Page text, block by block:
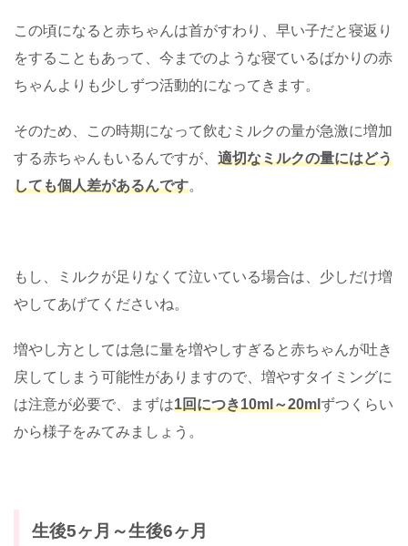
この頃になると赤ちゃんは首がすわり、早い子だと寝返り
をすることもあって、今までのような寝ているばかりの赤
ちゃんよりも少しずつ活動的になってきます。
そのため、この時期になって飲むミルクの量が急激に増加
する赤ちゃんもいるんですが、 適切なミルクの量にはどう
しても個人差があるんです。
もし、ミルクが足りなくて泣いている場合は、少しだけ増
やしてあげてくださいね。
増やし方としては急に量を増やしすぎると赤ちゃんが吐き
戻してしまう可能性がありますので、増やすタイミングに
は注意が必要で、まずは1回につき10ml～20mlずつくらい
から様子をみてみましょう。
生後5ヶ月～生後6ヶ月